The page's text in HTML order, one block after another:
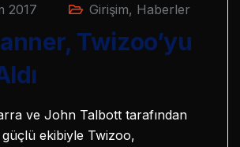
2017 Girişim, Haberler
Twizoo’yu
ve John Talbott tarafından
ekibiyle Twizoo,